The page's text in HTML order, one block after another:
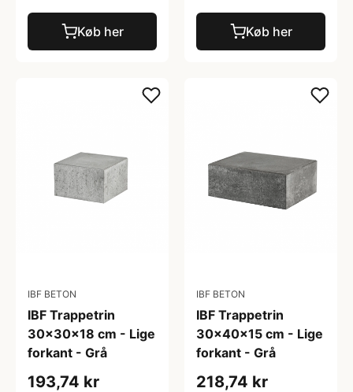
Køb her Køb her
IBF BETON
IBF Trappetrin
30x30x18 cm - Lige
forkant - Grå
193,74 kr
IBF BETON
IBF Trappetrin
30x40x15 cm - Lige
forkant - Grå
218,74 kr